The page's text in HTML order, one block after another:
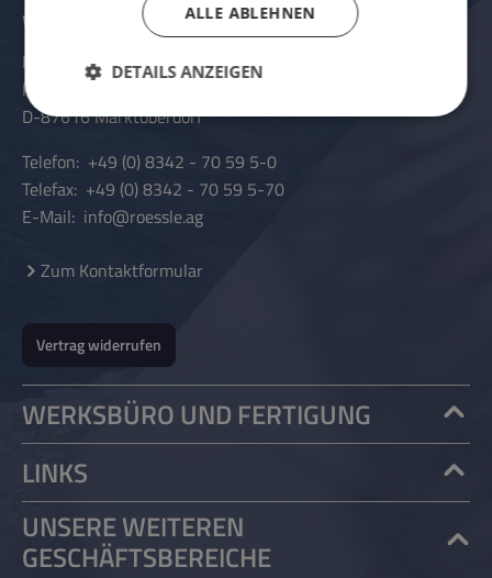
VERWALTUNG UND KONTAKTDATEN
Rössle AG
Pater-Hartmann-Straße 23
D-87616 Marktoberdorf
Telefon: +49 (0) 8342 - 70 59 5-0
Telefax: +49 (0) 8342 - 70 59 5-70
E-Mail: info@roessle.ag
Zum Kontaktformular
Vertrag widerrufen
WERKSBÜRO UND FERTIGUNG
LINKS
UNSERE WEITEREN
GESCHÄFTSBEREICHE
ALLE ABLEHNEN
DETAILS ANZEIGEN